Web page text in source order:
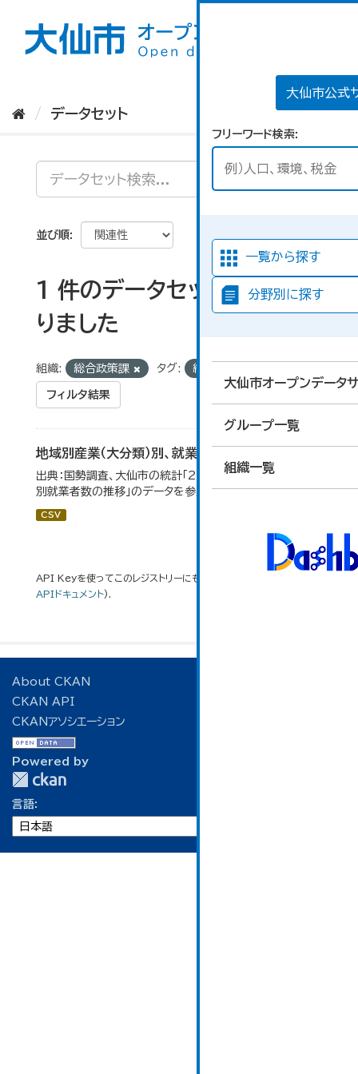
大仙市公式
フリーワード検索
一覧から探す
分野別に探す
大仙市オープンデータ
グループ一覧
組織一覧
データセット
並び順
1 件のデータセットが見つか
りました
組織: 総合政策課 タグ: 統計
フィルタ結果
地域別産業（大分類）別、就業者数
出典：国勢調査、大仙市の統計「2-8 地域別産業（大分類）
別就業者数の推移」のデータを参照しています。
CSV
API Keyを使ってこのレジストリーにもアクセス可能です
APIドキュメント).
About CKAN
CKAN API
CKANアソシエーション
Powered by
言語